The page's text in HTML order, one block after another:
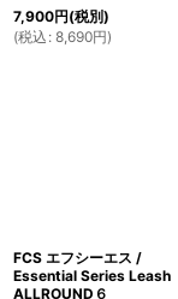
7,900円(税別)
(税込 : 8,690円)
FCS エフシーエス /
Essential Series Leash
ALLROUND６